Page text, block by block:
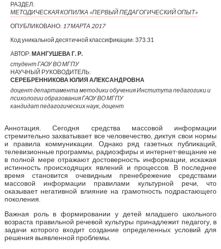
РАЗДЕЛ:
МЕТОДИЧЕСКАЯ КОПИЛКА «ПЕРВЫЙ ПЕДАГОГИЧЕСКИЙ ОПЫТ»
ОПУБЛИКОВАНО: 17 МАРТА 2017
Код уникальной десятичной классификации: 373.31
АВТОР:МАНГУШЕВА Г. Р.
студент ГАОУ ВО МГПУ
НАУЧНЫЙ РУКОВОДИТЕЛЬ:
СЕРЕБРЕННИКОВА ЮЛИЯ АЛЕКСАНДРОВНА
доцент департамента методики обучения Института педагогики и
психологии образования ГАОУ ВО МГПУ
кандидат педагогических наук, доцент
Аннотация. Сегодня средства массовой информации
стремительно захватывает все человечество, диктуя свои нормы
и правила коммуникации. Однако ряд газетных публикаций,
телевизионные программы, радиоэфиры и интернет-вещание не
в полной мере отражают достоверность информации, искажая
истинность происходящих явлений и процессов. В последнее
время становится очевидным пренебрежение средствами
массовой информации правилами культурной речи, что
оказывает негативной влияние на грамотность подрастающего
поколения.
Важная роль в формировании у детей младшего школьного
возраста правильной речевой культуры принадлежит педагогу, в
задачи которого входит создание определенных условий для
решения выявленной проблемы.